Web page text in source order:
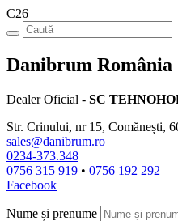
C26
Danibrum România
Dealer Oficial - SC
Str. Crinului, nr 15, Comănești,
sales@danibrum.ro
0234-373.348
0756 315 919 • 0756 192 292
Facebook
Nume și prenume